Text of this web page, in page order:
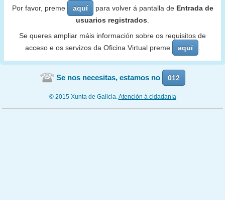
Por favor, preme aquí para volver á pantalla de Entrada de
usuarios registrados
Se queres ampliar máis información sobre os requisitos de
acceso e os servizos da Oficina Virtual preme
aquí
Se nos necesitas, estamos no 012
© 2015 Xunta de Galicia.Atención á cidadanía